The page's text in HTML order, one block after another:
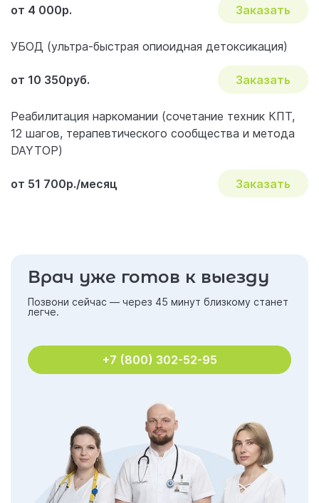
от 4 000р. Заказать
УБОД (ультра-быстрая опиоидная детоксикация)
от 10 350руб. Заказать
Реабилитация наркомании (сочетание техник КПТ,
12 шагов, терапевтического сообщества и метода
DAYTOP)
от 51 700р./месяц Заказать
Врач уже готов к выезду
Позвони сейчас — через 45 минут близкому станет
легче.
+7 (800) 302-52-95